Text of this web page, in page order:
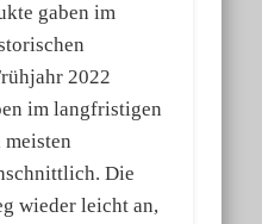
gaben im
2022
im langfristigen
Die
wieder leicht an,